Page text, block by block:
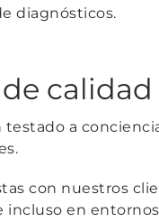
diagnósticos.
a
con nuestros
en